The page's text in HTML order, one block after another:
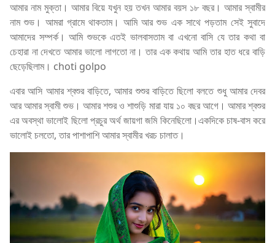
আমার নাম মুক্তা। আমার বিয়ে যখুন হয় তখন আমার বয়স ১৮ বছর। আমার স্বামীর
নাম শুভ। আমরা গ্রামে থাকতাম। আমি আর শুভ এক সাথে পড়তাম সেই সুবাদে
আমাদের সম্পর্ক। আমি শুভকে এতই ভালবাসতাম বা এখনো বাসি যে তার কথা বা
চেহারা না দেখতে আমার ভালো লাগতো না। তার এক কথায় আমি তার হাত ধরে বাড়ি
ছেড়েছিলাম। choti golpo
এবার আসি আমার শ্বশুর বাড়িতে, আমার শুশুর বাড়িতে ছিলো বলতে শুধু আমার দেবর
আর আমার স্বামী শুভ। আমার শশুর ও শাশুড়ি মারা যায় ১০ বছর আগে। আমার শ্বশুর
এর অবস্থা ভালোই ছিলো প্রচুর অর্থ জায়গা জমি কিনেছিলো।একদিকে চাষ-বাস করে
ভালোই চলতো, তার পাশাপাশি আমার স্বামীর খরচ চালাত।